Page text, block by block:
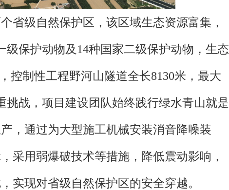
省级自然保护区，该区域生态资源富集，
保护动物及14种国家二级保护动物，生态
控制性工程野河山隧道全长8130米，最大
战，项目建设团队始终践行绿水青山就是
，通过为大型施工机械安装消音降噪装
采用弱爆破技术等措施，降低震动影响，
实现对省级自然保护区的安全穿越。